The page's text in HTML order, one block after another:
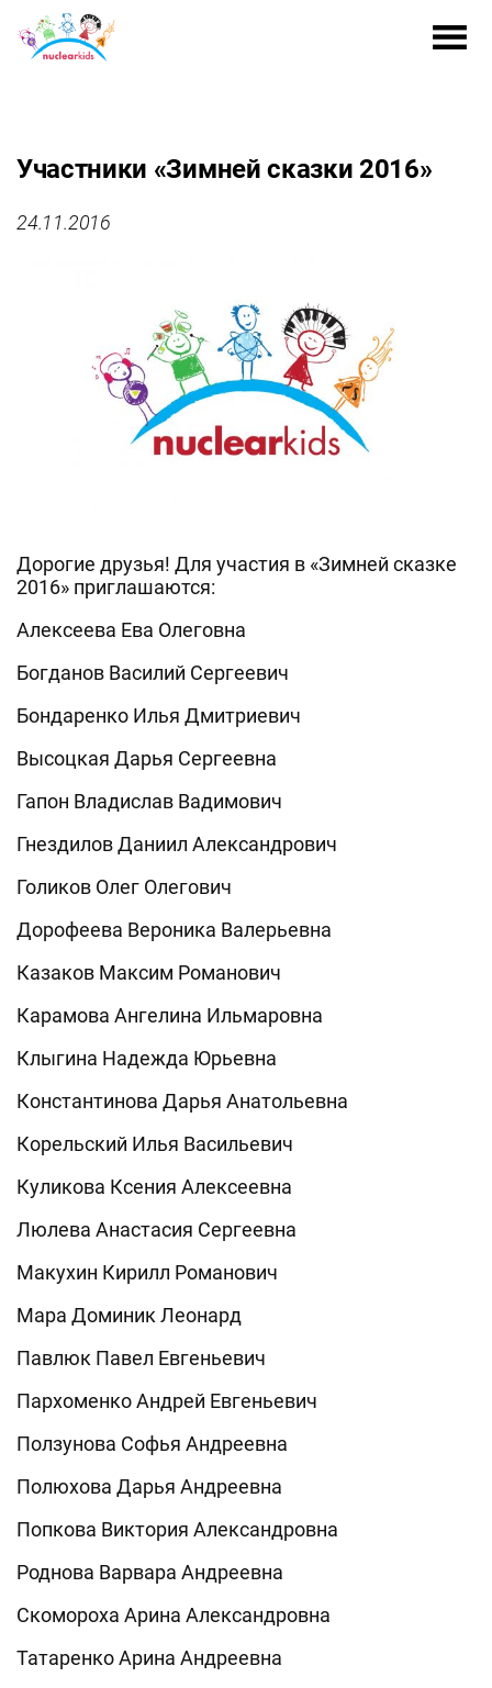
Участники «Зимней сказки 2016»
24.11.2016
Дорогие друзья! Для участия в «Зимней сказке
2016» приглашаются:
Алексеева Ева Олеговна
Богданов Василий Сергеевич
Бондаренко Илья Дмитриевич
Высоцкая Дарья Сергеевна
Гапон Владислав Вадимович
Гнездилов Даниил Александрович
Голиков Олег Олегович
Дорофеева Вероника Валерьевна
Казаков Максим Романович
Карамова Ангелина Ильмаровна
Клыгина Надежда Юрьевна
Константинова Дарья Анатольевна
Корельский Илья Васильевич
Куликова Ксения Алексеевна
Люлева Анастасия Сергеевна
Макухин Кирилл Романович
Мара Доминик Леонард
Павлюк Павел Евгеньевич
Пархоменко Андрей Евгеньевич
Ползунова Софья Андреевна
Полюхова Дарья Андреевна
Попкова Виктория Александровна
Роднова Варвара Андреевна
Скомороха Арина Александровна
Татаренко Арина Андреевна